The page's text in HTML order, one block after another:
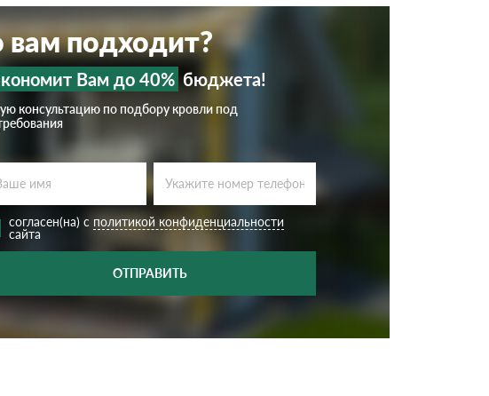
вам подходит?
Вам до 40% бюджета!
консультацию по подбору кровли под
согласен(на) с политикой конфиденциальности
сайта
ОТПРАВИТЬ